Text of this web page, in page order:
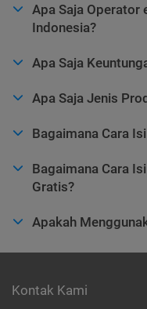
Apa Saja Operator
Indonesia?
Apa Saja
Apa Saja Jenis
Bagaimana Cara
Bagaimana Cara
Gratis?
Apakah
Kontak Kami